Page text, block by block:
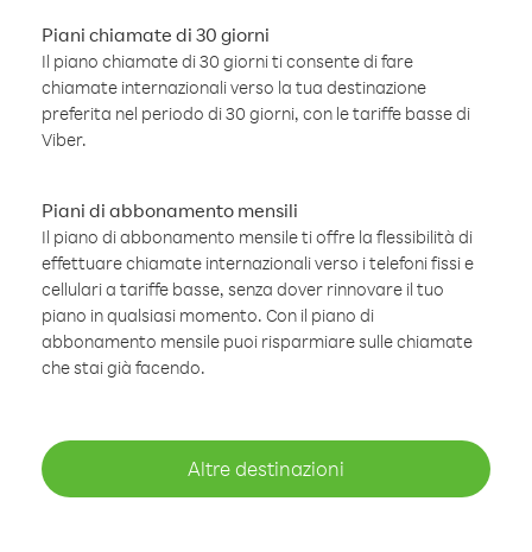
Piani chiamate di 30 giorni
Il piano chiamate di 30 giorni ti consente di fare
chiamate internazionali verso la tua destinazione
preferita nel periodo di 30 giorni, con le tariffe basse di
Viber.
Piani di abbonamento mensili
Il piano di abbonamento mensile ti offre la flessibilità di
effettuare chiamate internazionali verso i telefoni fissi e
cellulari a tariffe basse, senza dover rinnovare il tuo
piano in qualsiasi momento. Con il piano di
abbonamento mensile puoi risparmiare sulle chiamate
che stai già facendo.
Altre destinazioni